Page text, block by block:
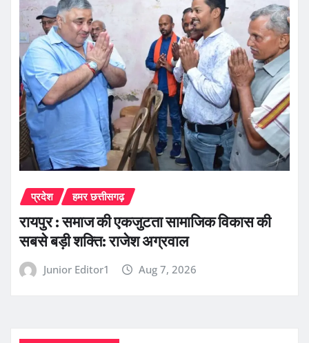
प्रदेश हमर छत्तीसगढ़
रायपुर : समाज की एकजुटता सामाजिक विकास की
सबसे बड़ी शक्ति: राजेश अग्रवाल
Junior Editor1 Aug 7, 2026